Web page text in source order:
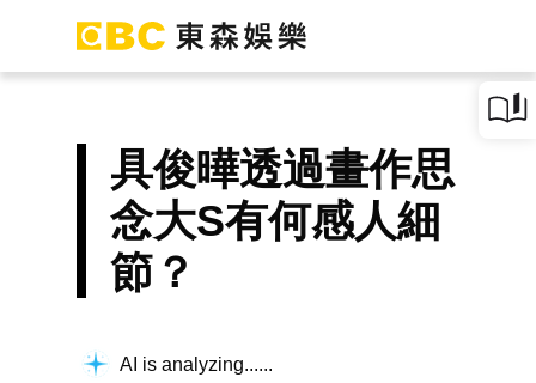
具俊曄透過畫作思
念大S有何感人細
節？
AI is analyzing...